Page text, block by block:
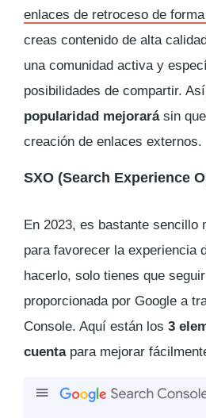
enlaces de retroceso de
creas contenido de alta
una comunidad activa y
posibilidades de compartir.
popularidad mejorarásin
creación de enlaces externos.
SXO (Search Experience
En 2023, es bastante sencillo
para favorecer la experiencia
hacerlo, solo tienes que
proporcionada por Google a
Console. Aquí están los 3
cuentapara mejorar